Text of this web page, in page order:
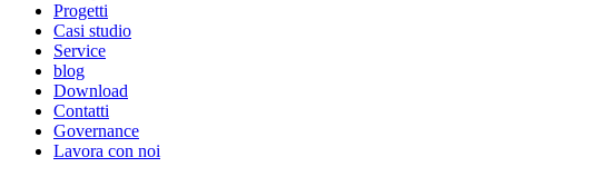
Progetti
Casi studio
Service
blog
Download
Contatti
Governance
Lavora con noi